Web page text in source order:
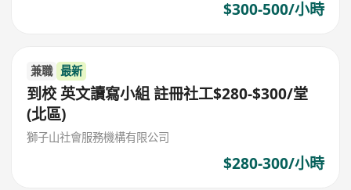
$300-500/小時
兼職 最新
到校 英文讀寫小組 註冊社工$280-$300/堂
(北區)
獅子山社會服務機構有限公司
$280-300/小時